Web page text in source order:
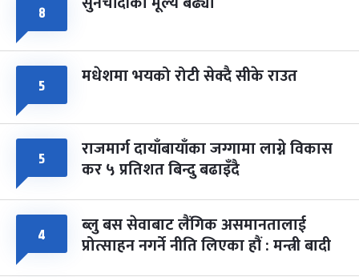
८
५ मधेशमा भयको रोटी सेक्दै सीके राउत
५ राजमार्ग दायाँबायाँका जग्गामा लाग्ने विकास
कर ५ प्रतिशत बिन्दु बढाइँदै
४ ब्लु बस सेवाबाट लैंगिक असमानतालाई
प्रोत्साहन नगर्ने नीति लिएका हौं : मन्त्री बादी